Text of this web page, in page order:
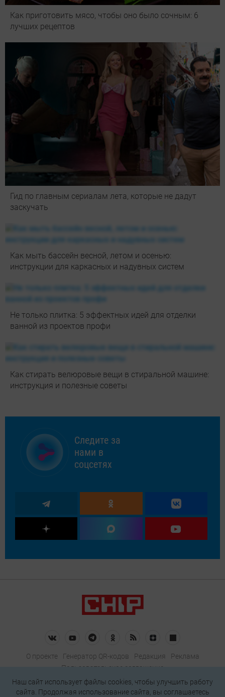
Как приготовить мясо, чтобы оно было сочным: 6
лучших рецептов
Гид по главным сериалам лета, которые не дадут
заскучать
Как мыть бассейн весной, летом и осенью:
инструкции для каркасных и надувных систем
Не только плитка: 5 эффектных идей для отделки
ванной из проектов профи
Как стирать велюровые вещи в стиральной машине:
инструкция и полезные советы
Следите за
нами в
соцсетях
О проекте Генератор QR-кодов Редакция
Реклама
Пользовательское соглашение
Политика конфиденциальности
Наш сайт использует файлы cookies, чтобы улучшить работу
сайта. Продолжая использование сайта, вы соглашаетесь